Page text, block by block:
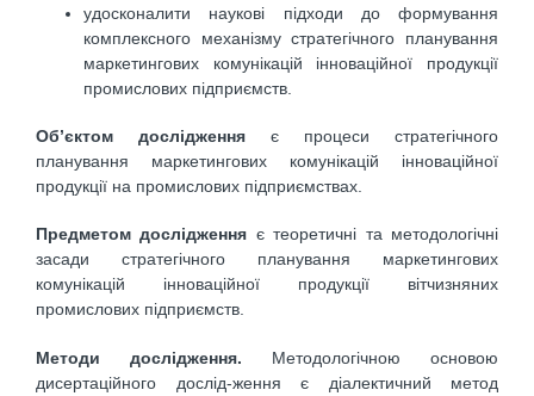
удосконалити наукові підходи до формування
комплексного механізму стратегічного планування
маркетингових комунікацій інноваційної продукції
промислових підприємств.
Об’єктом дослідження є процеси стратегічного
планування маркетингових комунікацій інноваційної
продукції на промислових підприємствах.
Предметом дослідження є теоретичні та методологічні
засади стратегічного планування маркетингових
комунікацій інноваційної продукції вітчизняних
промислових підприємств.
Методи дослідження. Методологічною основою
дисертаційного дослід-ження є діалектичний метод